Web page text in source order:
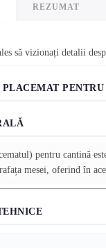
REZUMAT
să vizionați detalii
PLACEMAT
pentru cantină
mesei, oferind în